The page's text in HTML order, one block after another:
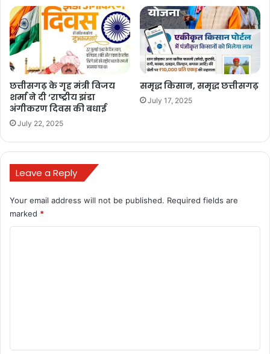
bulandmedia
Buland media today news
छत्तीसगढ़ के गृह मंत्री विजय
शर्मा ने दी ‘राष्ट्रीय झंडा
अंगीकरण दिवस की बधाई
July 22, 2025
समृद्ध किसान, समृद्ध छत्तीसगढ़
July 17, 2025
Leave a Reply
Your email address will not be published. Required fields are
marked *